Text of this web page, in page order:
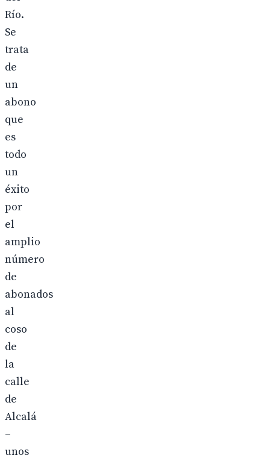
Río.
Se
trata
de
un
abono
que
es
todo
un
éxito
por
el
amplio
número
de
abonados
al
coso
de
la
calle
de
Alcalá
–
unos